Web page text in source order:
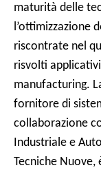
maturità delle
l’ottimizzazione
riscontrate nel
risvolti
manufacturing.
fornitore di
collaborazione
Industriale e
Tecniche Nuove,